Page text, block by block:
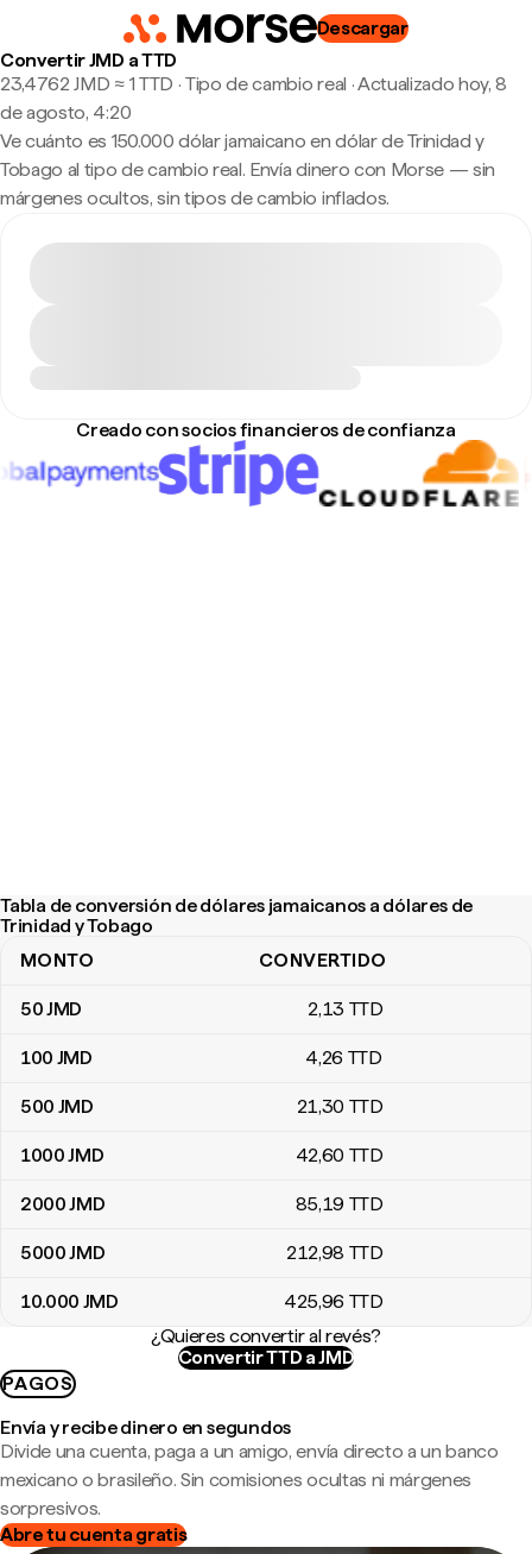
Descargar
Convertir JMD a TTD
23,4762 JMD ≈ 1 TTD · Tipo de cambio real ·Actualizado hoy, 8
de agosto, 4:20
Ve cuánto es 150.000 dólar jamaicano en dólar de Trinidad y
Tobago al tipo de cambio real. Envía dinero con Morse — sin
márgenes ocultos, sin tipos de cambio inflados.
Creado con socios financieros de confianza
Tabla de conversión de dólares jamaicanos a dólares de
Trinidad y Tobago
Tabla de conversión de dólares jamaicanos a dólares de Trinidad
MONTO CONVERTIDO
50JMD 2,13 TTD
100 JMD 4,26 TTD
500 JMD 21,30 TTD
1000JMD 42,60 TTD
2000JMD 85,19 TTD
5000JMD 212,98 TTD
10.000 JMD 425,96 TTD
¿Quieres convertir al revés?
Convertir TTD a JMD
PAGOS
Envía y recibe dinero en segundos
Divide una cuenta, paga a un amigo, envía directo a un banco
mexicano o brasileño. Sin comisiones ocultas ni márgenes
sorpresivos.
Abre tu cuenta gratis